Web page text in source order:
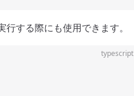
する際にも使用できます。
typescript